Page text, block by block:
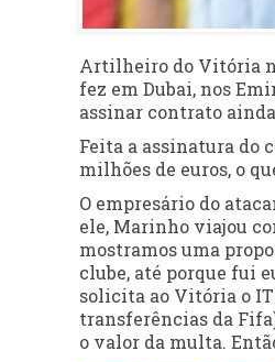
Artilheiro do Vitória
fez em Dubai, nos
assinar contrato
Feita a assinatura do
milhões de euros, o
O empresário do
ele, Marinho viajou
mostramos uma
clube, até porque fui
solicita ao Vitória o
transferências da
o valor da multa.